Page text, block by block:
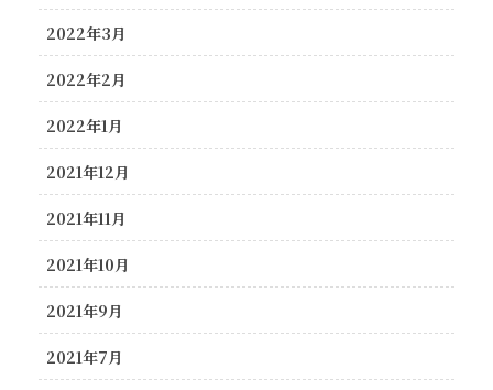
2022年3月
2022年2月
2022年1月
2021年12月
2021年11月
2021年10月
2021年9月
2021年7月